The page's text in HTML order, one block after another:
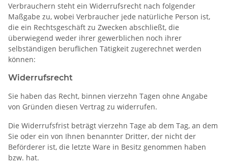
Verbrauchern steht ein Widerrufsrecht nach folgender
Maßgabe zu, wobei Verbraucher jede natürliche Person ist,
die ein Rechtsgeschäft zu Zwecken abschließt, die
überwiegend weder ihrer gewerblichen noch ihrer
selbständigen beruflichen Tätigkeit zugerechnet werden
können:
Widerrufsrecht
Sie haben das Recht, binnen vierzehn Tagen ohne Angabe
von Gründen diesen Vertrag zu widerrufen.
Die Widerrufsfrist beträgt vierzehn Tage ab dem Tag, an dem
Sie oder ein von Ihnen benannter Dritter, der nicht der
Beförderer ist, die letzte Ware in Besitz genommen haben
bzw. hat.